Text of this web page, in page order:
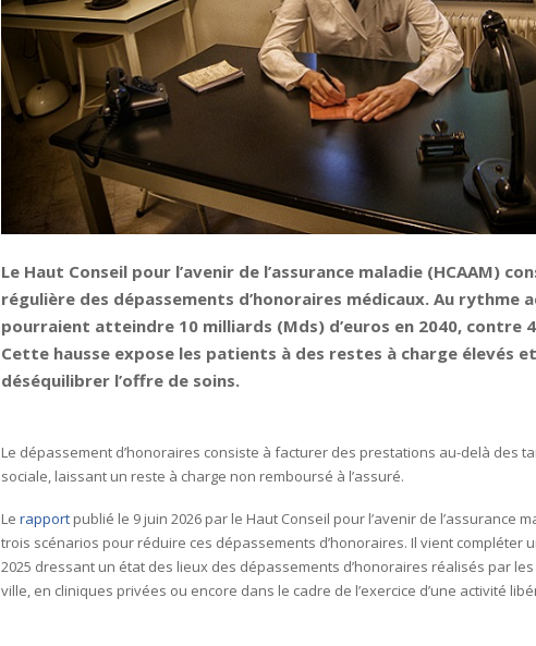
Le Haut Conseil pour l’avenir de l’assurance maladie (HCAAM)
régulière des dépassements d’honoraires médicaux. Au rythme
pourraient atteindre 10 milliards (Mds) d’euros en 2040, contre
Cette hausse expose les patients à des restes à charge élevés
déséquilibrer l’offre de soins.
Le dépassement d’honoraires consiste à facturer des prestations au-delà des
sociale, laissant un reste à charge non remboursé à l’assuré.
Le rapport publié le 9 juin 2026 par le Haut Conseil pour l’avenir de l’assurance
trois scénarios pour réduire ces dépassements d’honoraires. Il vient compléter
2025 dressant un état des lieux des dépassements d’honoraires réalisés par
ville, en cliniques privées ou encore dans le cadre de l’exercice d’une activité